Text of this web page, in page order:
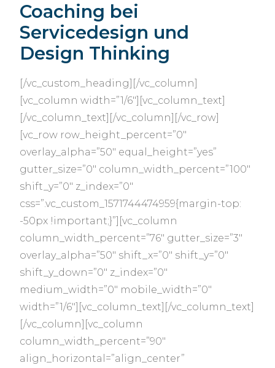
Coaching bei
Servicedesign und
Design Thinking
[/vc_custom_heading][/vc_column]
[vc_column width=”1/6″][vc_column_text]
[/vc_column_text][/vc_column][/vc_row]
[vc_row row_height_percent=”0″
overlay_alpha=”50″ equal_height=”yes”
gutter_size=”0″ column_width_percent=”100″
shift_y=”0″ z_index=”0″
css=”.vc_custom_1571744474959{margin-top:
-50px !important;}”][vc_column
column_width_percent=”76″ gutter_size=”3″
overlay_alpha=”50″ shift_x=”0″ shift_y=”0″
shift_y_down=”0″ z_index=”0″
medium_width=”0″ mobile_width=”0″
width=”1/6″][vc_column_text][/vc_column_text]
[/vc_column][vc_column
column_width_percent=”90″
align_horizontal=”align_center”